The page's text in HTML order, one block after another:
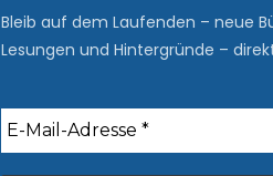
Bleib auf dem Laufenden – neue
Lesungen und Hintergründe –